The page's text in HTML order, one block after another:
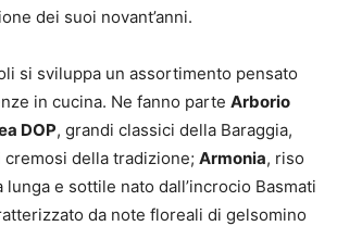
dei suoi novant’anni.
si sviluppa un assortimento pensato
in cucina. Ne fanno parte Arborio
DOP, grandi classici della Baraggia,
della tradizione; Armonia, riso
lunga e sottile nato dall’incrocio Basmati
da note floreali di gelsomino